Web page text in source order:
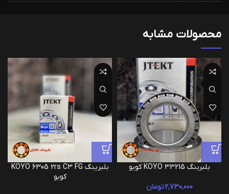
محصولات مشابه
بلبربنگ 33215 KOYO کویو
2,730,000تومان
بلبرینگ KOYO 6305 2rs C3 FG
کویو